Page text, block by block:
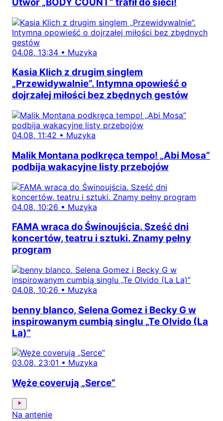
04.08, 13:34 • Muzyka
Kasia Klich z drugim singlem
„Przewidywalnie”. Intymna opowieść o
dojrzałej miłości bez zbędnych gestów
04.08, 11:42 • Muzyka
Malik Montana podkręca tempo! „Abi Mosa”
podbija wakacyjne listy przebojów
04.08, 10:26 • Muzyka
FAMA wraca do Świnoujścia. Sześć dni
koncertów, teatru i sztuki. Znamy pełny
program
04.08, 10:26 • Muzyka
benny blanco, Selena Gomez i Becky G w
inspirowanym cumbią singlu „Te Olvido (La
La)”
03.08, 23:01 • Muzyka
Węże coverują „Serce”
Na antenie